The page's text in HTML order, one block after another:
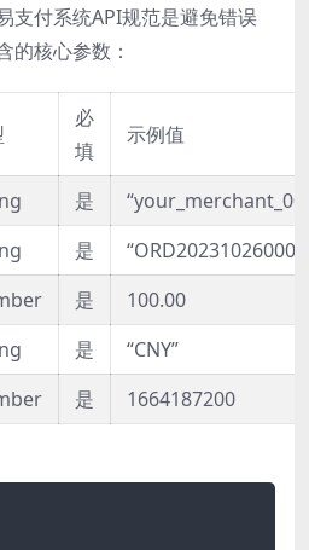
支付系统API规范是避免错误
的核心参数：
必
填
示例值
是
是
是
100.00
是
“CNY”
是
1664187200